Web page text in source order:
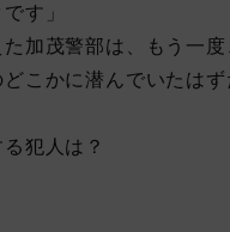
す」
加茂警部は、もう一度
どこかに潜んでいたは
犯人は？